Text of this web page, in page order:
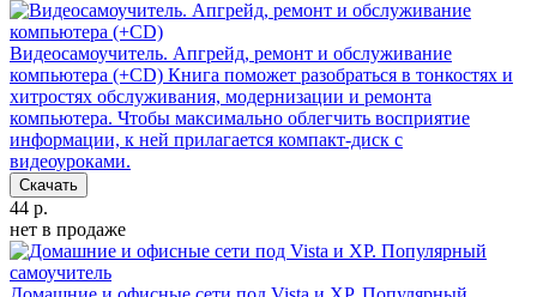
Видеосамоучитель. Апгрейд, ремонт и обслуживание
компьютера (+CD) Книга поможет разобраться в тонкостях и
хитростях обслуживания, модернизации и ремонта
компьютера. Чтобы максимально облегчить восприятие
информации, к ней прилагается компакт-диск с
видеоуроками.
Скачать
44 р.
нет в продаже